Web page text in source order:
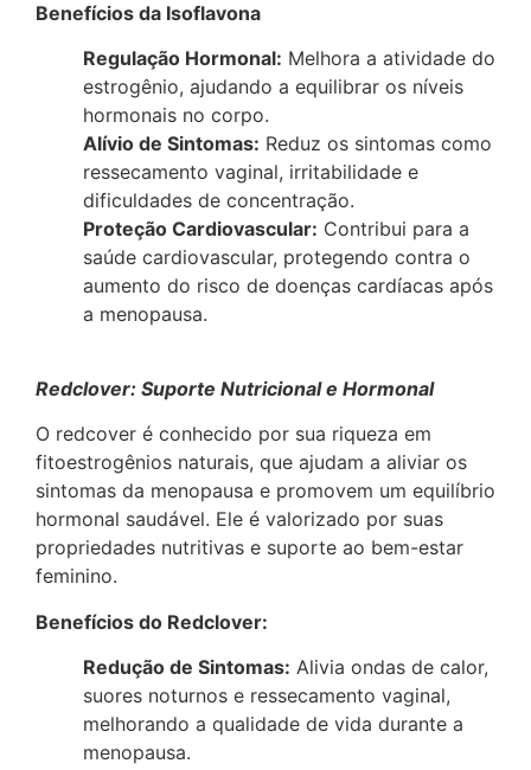
Benefícios da Isoflavona
Regulação Hormonal: Melhora a atividade do
estrogênio, ajudando a equilibrar os níveis
hormonais no corpo.
Alívio de Sintomas: Reduz os sintomas como
ressecamento vaginal, irritabilidade e
dificuldades de concentração.
Proteção Cardiovascular: Contribui para a
saúde cardiovascular, protegendo contra o
aumento do risco de doenças cardíacas após
a menopausa.
Redclover: Suporte Nutricional e Hormonal
O redcover é conhecido por sua riqueza em
fitoestrogênios naturais, que ajudam a aliviar os
sintomas da menopausa e promovem um equilíbrio
hormonal saudável. Ele é valorizado por suas
propriedades nutritivas e suporte ao bem-estar
feminino.
Benefícios do Redclover:
Redução de Sintomas: Alivia ondas de calor,
suores noturnos e ressecamento vaginal,
melhorando a qualidade de vida durante a
menopausa.